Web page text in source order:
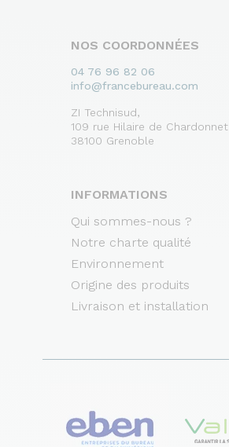
NOS COORDONNÉES
04 76 96 82 06
info@francebureau.com
ZI Technisud,
109 rue Hilaire de Chardonnet
38100 Grenoble
INFORMATIONS
Qui sommes-nous ?
Notre charte qualité
Environnement
Origine des produits
Livraison et installation